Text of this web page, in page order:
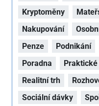
Kryptoměny
Nakupování
Penze
Podnikání
Poradna
Realitní trh
Sociální dávky